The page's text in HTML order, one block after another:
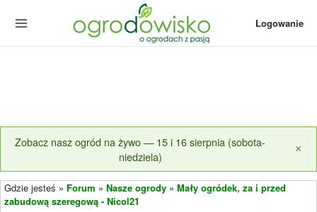
Logowanie
Zobacz nasz ogród na żywo — 15 i 16 sierpnia (sobota-
niedziela)
×
Gdzie jesteś » Forum » Nasze ogrody » Mały ogródek, za i przed
zabudową szeregową - Nicol21